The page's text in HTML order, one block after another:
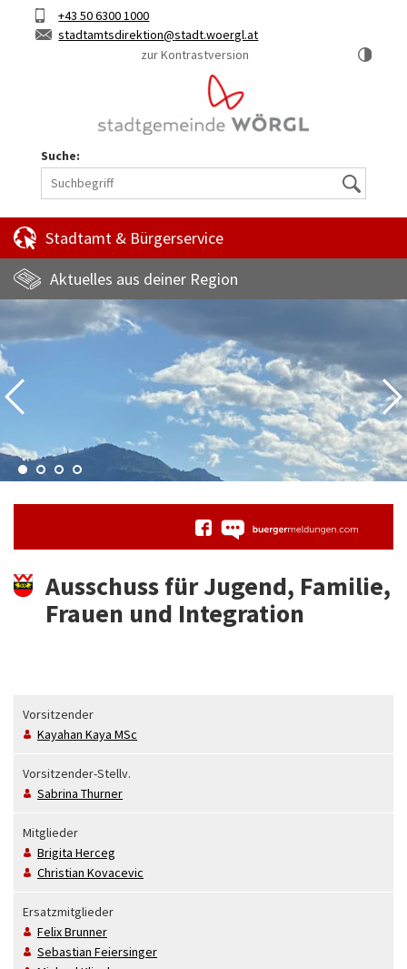
Hauptinhalt
KurztasteTelefon+43 50 6300 1000
E-
stadtamtsdirektion
stadt.woergl.at
zur Kontrastversion
Suche:
Suche
Stadtamt & Bürgerservice
Aktuelles aus deiner Region
Ausschuss für Jugend, Familie,
Frauen und Integration
Vorsitzender
Kayahan Kaya MSc
Vorsitzender-Stellv.
Sabrina Thurner
Mitglieder
Brigita Herceg
Christian Kovacevic
Ersatzmitglieder
FelixBrunner
Sebastian Feiersinger